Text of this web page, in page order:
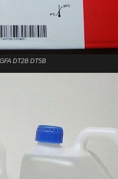
DT2B DT5B